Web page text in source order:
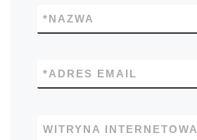
NAZWA
*
ADRES EMAIL
*
WITRYNA INTERNETOWA